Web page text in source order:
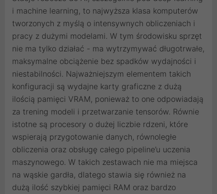
i machine learning, to najwyższa klasa komputerów
tworzonych z myślą o intensywnych obliczeniach i
pracy z dużymi modelami. W tym środowisku sprzęt
nie ma tylko działać - ma wytrzymywać długotrwałe,
maksymalne obciążenie bez spadków wydajności i
niestabilności. Najważniejszym elementem takich
konfiguracji są wydajne karty graficzne z dużą
ilością pamięci VRAM, ponieważ to one odpowiadają
za trening modeli i przetwarzanie tensorów. Równie
istotne są procesory o dużej liczbie rdzeni, które
wspierają przygotowanie danych, równoległe
obliczenia oraz obsługę całego pipeline’u uczenia
maszynowego. W takich zestawach nie ma miejsca
na wąskie gardła, dlatego stawia się również na
dużą ilość szybkiej pamięci RAM oraz bardzo